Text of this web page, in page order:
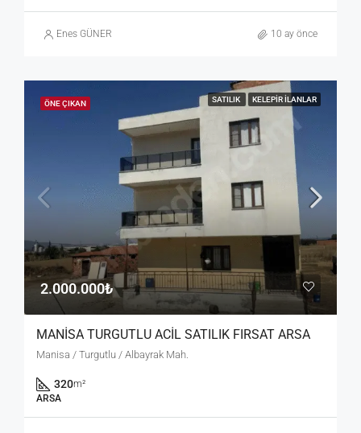
Enes GÜNER 10 ay önce
ÖNE ÇIKAN SATILIK KELEPIR İLANLAR
2.000.000₺
MANİSA TURGUTLU ACİL SATILIK FIRSAT ARSA
Manisa / Turgutlu / Albayrak Mah.
320m²
ARSA